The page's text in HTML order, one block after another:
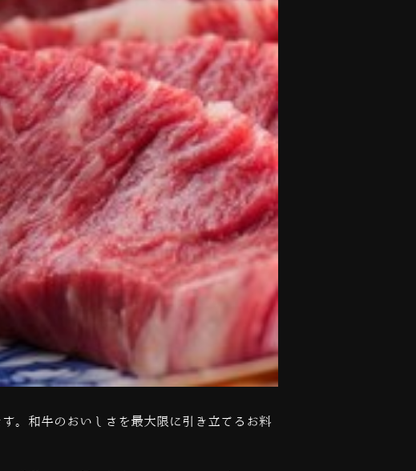
。和牛のおいしさを最大限に引き立てるお料